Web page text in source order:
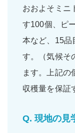
おおよそ ミニ
す100個
ピ
本など、 15品
す。（気候そ
ます。上記の
収穫量を保証
Q. 現地の見